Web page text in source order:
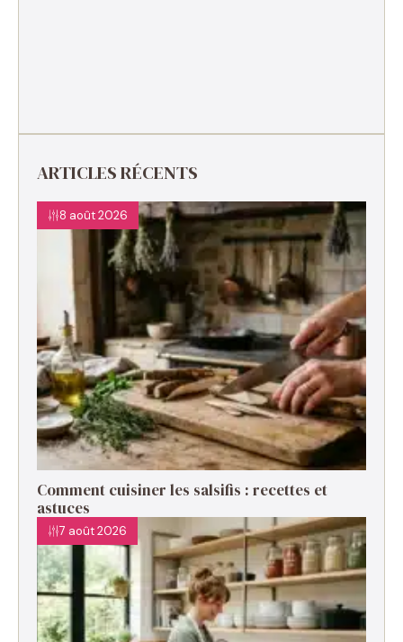
ARTICLES RÉCENTS
8 août 2026
Comment cuisiner les salsifis : recettes et
astuces
7 août 2026